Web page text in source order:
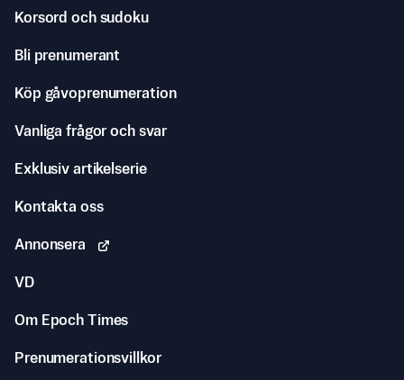
Korsord och sudoku
Bli prenumerant
Köp gåvoprenumeration
Vanliga frågor och svar
Exklusiv artikelserie
Kontakta oss
Annonsera
VD
Om Epoch Times
Prenumerationsvillkor